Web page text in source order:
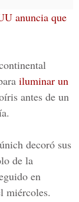
anuncia que
iluminar un
antes de un
decoró sus
de la
en
miércoles.